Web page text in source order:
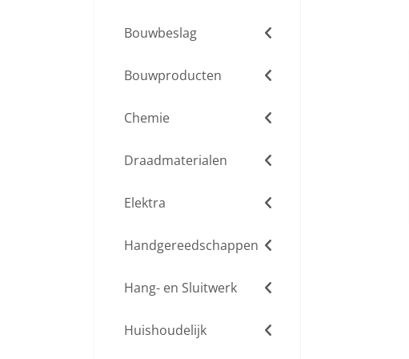
Bouwbeslag
Bouwproducten
Chemie
Draadmaterialen
Elektra
Handgereedschappen
Hang- en Sluitwerk
Huishoudelijk